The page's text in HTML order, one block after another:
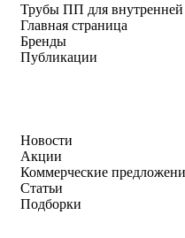
Трубы ПП для внутренней
Главная страница
Бренды
Публикации
Новости
Акции
Коммерческие
Статьи
Подборки